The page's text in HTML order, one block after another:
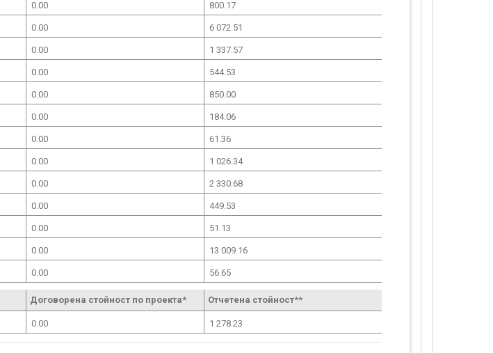
0.00 800.17
0.00 6 072.51
0.00 1 337.57
0.00 544.53
0.00 850.00
0.00 184.06
0.00 61.36
0.00 1 026.34
0.00 2 330.68
0.00 449.53
0.00 51.13
0.00 13 009.16
0.00 56.65
Договорена стойност по проекта* Отчетена стойност**
0.00 1 278.23